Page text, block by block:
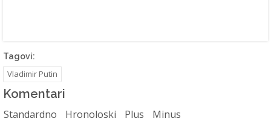
Tagovi:
Vladimir Putin
Komentari
Standardno Hronoloski Plus Minus